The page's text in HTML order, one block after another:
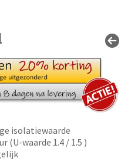
isolatiewaarde
(U-waarde 1.4 / 1.5 )